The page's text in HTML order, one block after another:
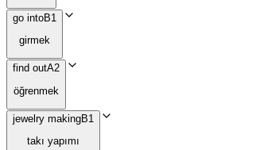
go intoB1
girmek
find outA2
öğrenmek
jewelry makingB1
takı yapımı